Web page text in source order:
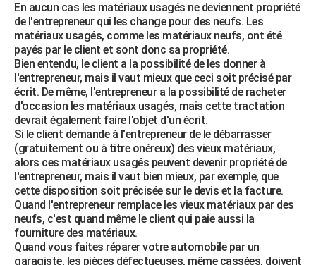
En aucun cas les matériaux usagés ne deviennent propriété
de l'entrepreneur qui les change pour des neufs. Les
matériaux usagés, comme les matériaux neufs, ont été
payés par le client et sont donc sa propriété.
Bien entendu, le client a la possibilité de les donner à
l'entrepreneur, mais il vaut mieux que ceci soit précisé par
écrit. De même, l'entrepreneur a la possibilité de racheter
d'occasion les matériaux usagés, mais cette tractation
devrait également faire l'objet d'un écrit.
Si le client demande à l'entrepreneur de le débarrasser
(gratuitement ou à titre onéreux) des vieux matériaux,
alors ces matériaux usagés peuvent devenir propriété de
l'entrepreneur, mais il vaut bien mieux, par exemple, que
cette disposition soit précisée sur le devis et la facture.
Quand l'entrepreneur remplace les vieux matériaux par des
neufs, c'est quand même le client qui paie aussi la
fourniture des matériaux.
Quand vous faites réparer votre automobile par un
garagiste, les pièces défectueuses, même cassées, doivent